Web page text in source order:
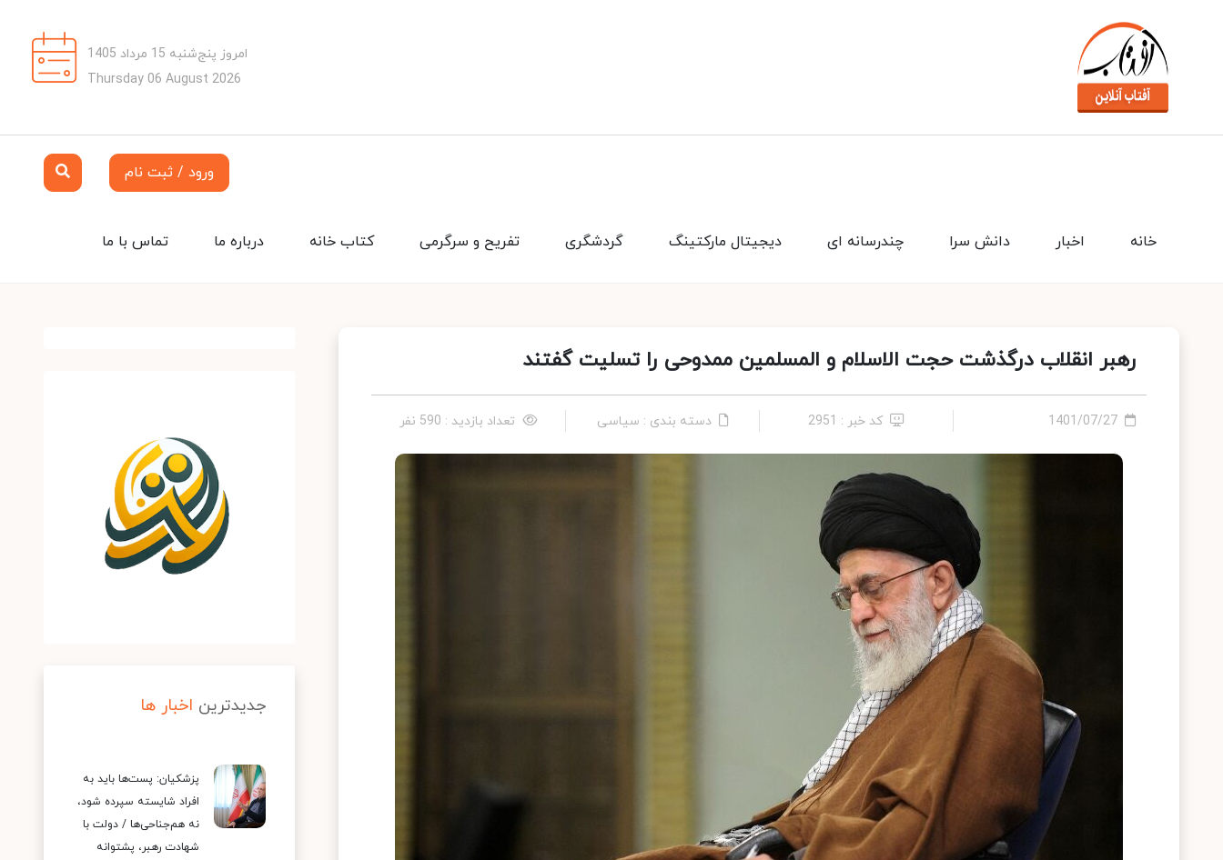
امروز پنج‌شنبه 15 مرداد 1405
Thursday 06 August 2026
ورود / ثبت نام
تماس با ما درباره ما کتاب خانه تفریح و سرگرمی گردشگری دیجیتال مارکتینگ چندرسانه ای دانش سرا اخبار خانه
رهبر انقلاب درگذشت حجت الاسلام و المسلمین ممدوحی را تسلیت گفتند
1401/07/27 کد خبر : 2951 دسته بندی : سیاسی تعداد بازدید : 590 نفر
جدیدترین اخبار ها
پزشکیان: پست‌ها باید به
افراد شایسته سپرده شود،
نه هم‌جناحی‌ها / دولت با
شهادت رهبر، پشتوانه